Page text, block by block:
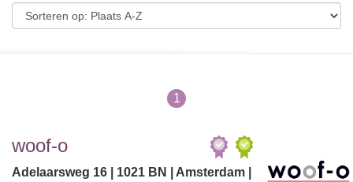
1
woof-o
Adelaarsweg 16 | 1021 BN | Amsterdam |